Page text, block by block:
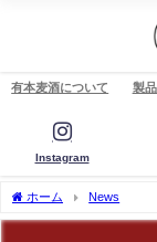
有本麦酒について 製
Instagram
ホーム News